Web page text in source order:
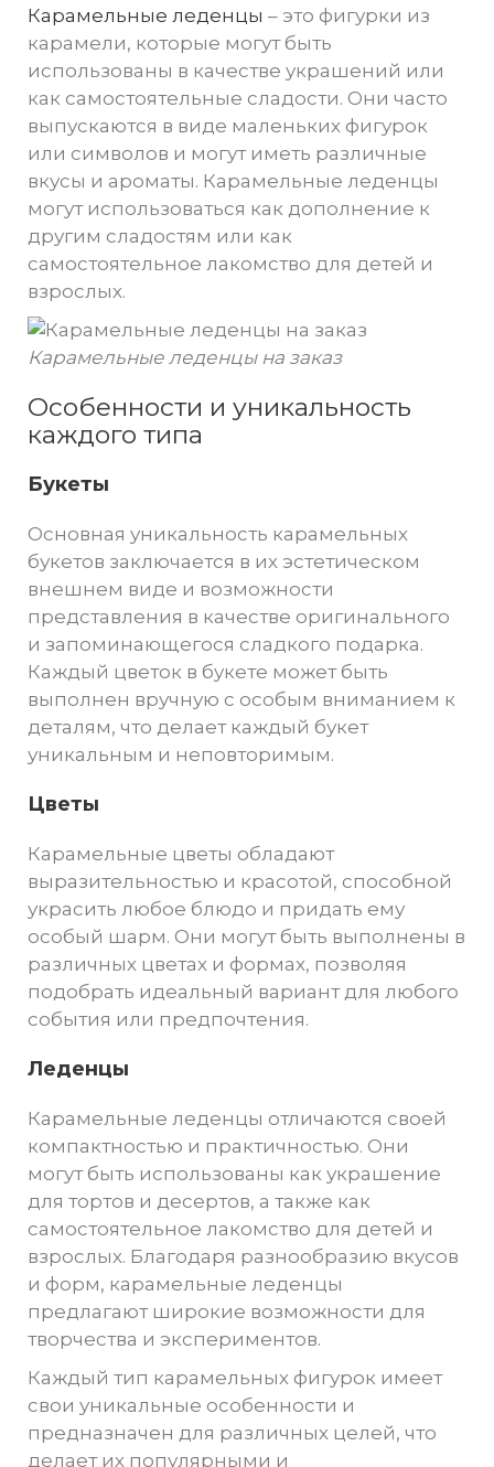
Карамельные леденцы – это фигурки из
карамели, которые могут быть
использованы в качестве украшений или
как самостоятельные сладости. Они часто
выпускаются в виде маленьких фигурок
или символов и могут иметь различные
вкусы и ароматы. Карамельные леденцы
могут использоваться как дополнение к
другим сладостям или как
самостоятельное лакомство для детей и
взрослых.
Карамельные леденцы на заказ
Особенности и уникальность
каждого типа
Букеты
Основная уникальность карамельных
букетов заключается в их эстетическом
внешнем виде и возможности
представления в качестве оригинального
и запоминающегося сладкого подарка.
Каждый цветок в букете может быть
выполнен вручную с особым вниманием к
деталям, что делает каждый букет
уникальным и неповторимым.
Цветы
Карамельные цветы обладают
выразительностью и красотой, способной
украсить любое блюдо и придать ему
особый шарм. Они могут быть выполнены в
различных цветах и формах, позволяя
подобрать идеальный вариант для любого
события или предпочтения.
Леденцы
Карамельные леденцы отличаются своей
компактностью и практичностью. Они
могут быть использованы как украшение
для тортов и десертов, а также как
самостоятельное лакомство для детей и
взрослых. Благодаря разнообразию вкусов
и форм, карамельные леденцы
предлагают широкие возможности для
творчества и экспериментов.
Каждый тип карамельных фигурок имеет
свои уникальные особенности и
предназначен для различных целей, что
делает их популярными и